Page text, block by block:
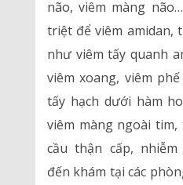
não, viêm màng
triệt để viêm amidan,
như viêm tấy quanh
viêm xoang, viêm
tấy hạch dưới hàm
viêm màng ngoài
cầu thận cấp,
đến khám tại các